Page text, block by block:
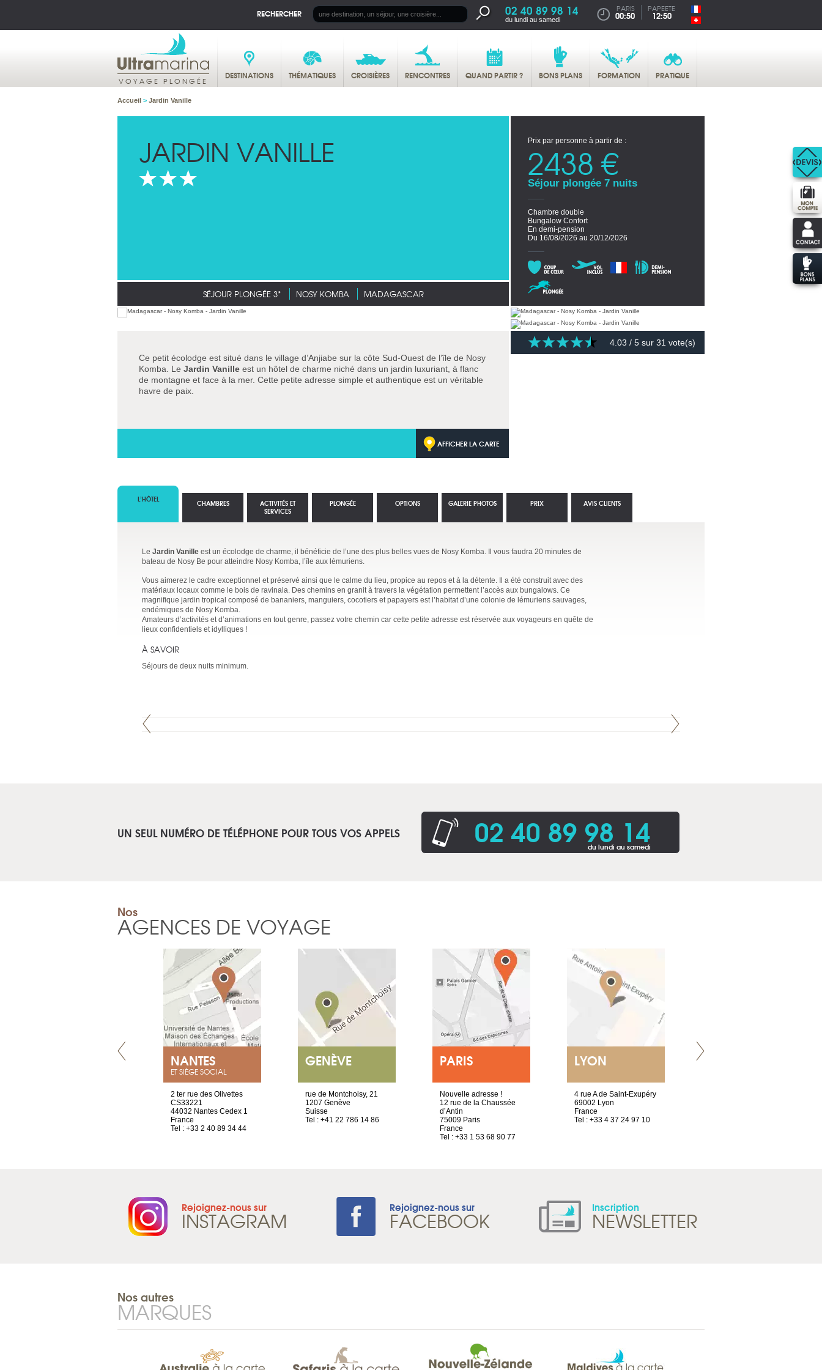
RECHERCHER 02 40 89 98 14
du lundi au samedi
PARIS
00:50
PAPEETE
12:50
VOYAGE PLONGÉE DESTINATIONS THÉMATIQUES CROISIÈRES RENCONTRES QUAND PARTIR ? BONS PLANS FORMATION PRATIQUE
Accueil > Jardin Vanille
JARDIN VANILLE
SÉJOUR PLONGÉE 3* NOSY KOMBA MADAGASCAR
Prix par personne à partir de :
2438 €
Séjour plongée 7 nuits
Chambre double
Bungalow Confort
En demi-pension
Du 16/08/2026 au 20/12/2026
Ce petit écolodge est situé dans le village d’Anjiabe sur la côte Sud-Ouest de l’île de Nosy
Komba. Le Jardin Vanille est un hôtel de charme niché dans un jardin luxuriant, à flanc
de montagne et face à la mer. Cette petite adresse simple et authentique est un véritable
havre de paix.
AFFICHER LA CARTE
4.03 / 5 sur 31 vote(s)
L’HÔTEL
Le Jardin Vanille est un écolodge de charme, il bénéficie de l’une des plus belles vues de Nosy Komba. Il vous faudra 20 minutes de
bateau de Nosy Be pour atteindre Nosy Komba, l’île aux lémuriens.
Vous aimerez le cadre exceptionnel et préservé ainsi que le calme du lieu, propice au repos et à la détente. Il a été construit avec des
matériaux locaux comme le bois de ravinala. Des chemins en granit à travers la végétation permettent l’accès aux bungalows. Ce
magnifique jardin tropical composé de bananiers, manguiers, cocotiers et papayers est l’habitat d’une colonie de lémuriens sauvages,
endémiques de Nosy Komba.
Amateurs d’activités et d’animations en tout genre, passez votre chemin car cette petite adresse est réservée aux voyageurs en quête de
lieux confidentiels et idylliques !
À SAVOIR
Séjours de deux nuits minimum.
CHAMBRES
ACTIVITÉS ET
SERVICES
PLONGÉE OPTIONS GALERIE PHOTOS PRIX AVIS CLIENTS
UN SEUL NUMÉRO DE TÉLÉPHONE POUR TOUS VOS APPELS 02 40 89 98 14
du lundi au samedi
Nos
AGENCES DE VOYAGE
NANTES
ET SIÈGE SOCIAL
2 ter rue des Olivettes
CS33221
44032 Nantes Cedex 1
France
Tel : +33 2 40 89 34 44
GENÈVE
rue de Montchoisy, 21
1207 Genève
Suisse
Tel : +41 22 786 14 86
PARIS
Nouvelle adresse !
12 rue de la Chaussée
d’Antin
75009 Paris
France
Tel : +33 1 53 68 90 77
LYON
4 rue A de Saint-Exupéry
69002 Lyon
France
Tel : +33 4 37 24 97 10
Rejoignez-nous sur
INSTAGRAM Rejoignez-nous sur
FACEBOOK Inscription
NEWSLETTER
Nos autres
MARQUES